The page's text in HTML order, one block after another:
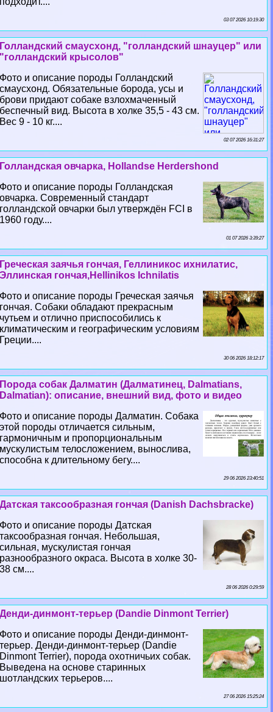
03 07 2026 10:19:30
Голландский смаусхонд, "голландский шнауцер" или
"голландский крысолов"
Фото и описание породы Голландский
смаусхонд. Обязательные борода, усы и
брови придают собаке взлохмаченный
беспечный вид. Высота в холке 35,5 - 43 см.
Вес 9 - 10 кг....
02 07 2026 16:31:27
Голландская овчарка, Hollandse Herdershond
Фото и описание породы Голландская
овчарка. Современный стандарт
голландской овчарки был утверждён FCI в
1960 году....
01 07 2026 3:39:27
Греческая заячья гончая, Геллиникос ихнилатис,
Эллинская гончая,Hellinikos Ichnilatis
Фото и описание породы Греческая заячья
гончая. Собаки обладают прекрасным
чутьем и отлично приспособились к
климатическим и географическим условиям
Греции....
30 06 2026 18:12:17
Порода собак Далматин (Далматинец, Dalmatians,
Dalmatian): описание, внешний вид, фото и видео
Фото и описание породы Далматин. Собака
этой породы отличается сильным,
гармоничным и пропорциональным
мускулистым телосложением, вынослива,
способна к длительному бегу....
29 06 2026 23:40:51
Датская таксообразная гончая (Danish Dachsbracke)
Фото и описание породы Датская
таксообразная гончая. Небольшая,
сильная, мускулистая гончая
разнообразного окраса. Высота в холке 30-
38 см....
28 06 2026 0:29:59
Денди-динмонт-терьер (Dandie Dinmont Terrier)
Фото и описание породы Денди-динмонт-
терьер. Денди-динмонт-терьер (Dandie
Dinmont Terrier), порода охотничьих собак.
Выведена на основе старинных
шотландских терьеров....
27 06 2026 15:25:24